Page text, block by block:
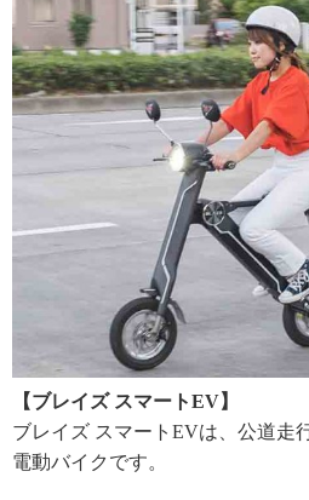
【ブレイズ スマートEV】
ブレイズ スマートEVは、公道走
電動バイクです。